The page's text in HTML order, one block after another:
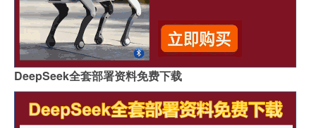
DeepSeek全套部署资料免费下载